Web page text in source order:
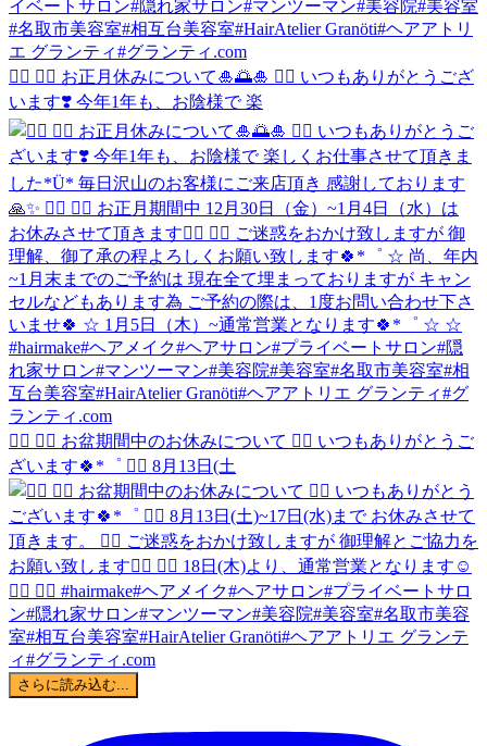
❁⃘ ❁⃘ お正月休みについて🎍🌅🎍 ❁⃘ いつもありがとうござ
います❣️ 今年1年も、お陰様で 楽
❁⃘ ❁⃘ お盆期間中のお休みについて ❁⃘ いつもありがとうご
ざいます🍀*゜ ❁⃘ 8月13日(土
さらに読み込む...